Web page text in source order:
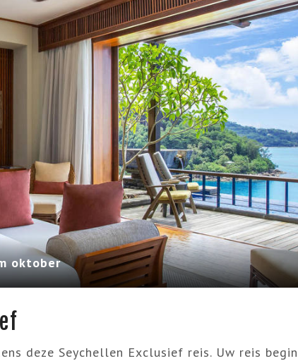
oktober
deze Seychellen Exclusief reis. Uw reis